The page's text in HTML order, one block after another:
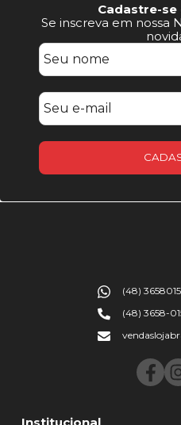
Cadastre-
Se inscreva em nossa
(48)
(48) 3658-